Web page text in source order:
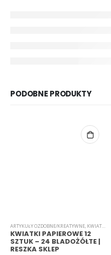
PODOBNE PRODUKTY
ARTYKUŁY OZDOBNE/KREATYWNE, KWIATKI
KWIATKI PAPIEROWE 12
SZTUK – 24 BLADOŻÓŁTE |
RESZKA SKLEP